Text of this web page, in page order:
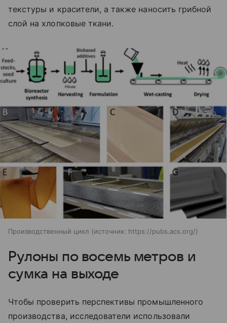
текстуры и красители, а также наносить грибной
слой на хлопковые ткани.
Производственный цикл источник: https://pubs.acs.org/
Рулоны по восемь метров и
сумка на выходе
Чтобы проверить перспективы промышленного
производства, исследователи использовали